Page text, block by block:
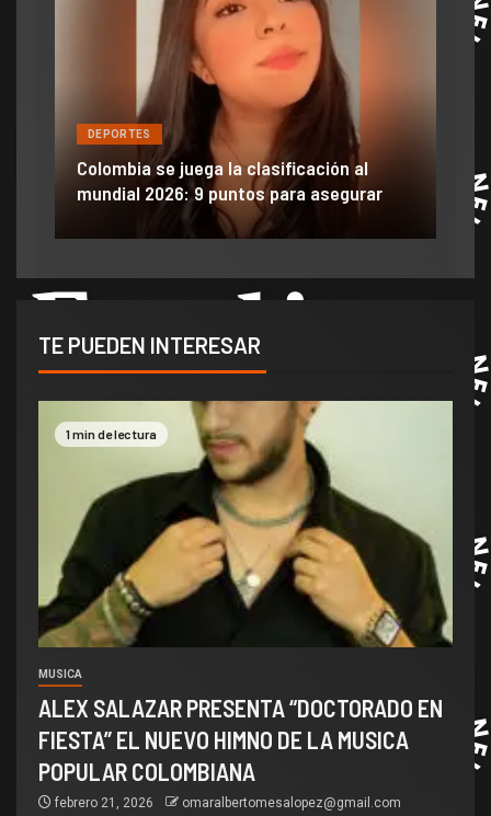
DEPORTES
Colombia se juega la clasificación al
mundial 2026: 9 puntos para asegurar
TE PUEDEN INTERESAR
1 min de lectura
MUSICA
ALEX SALAZAR PRESENTA “DOCTORADO EN
FIESTA” EL NUEVO HIMNO DE LA MUSICA
POPULAR COLOMBIANA
febrero 21, 2026 omaralbertomesalopez@gmail.com